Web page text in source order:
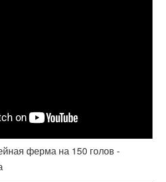
ферма на 150 голов -